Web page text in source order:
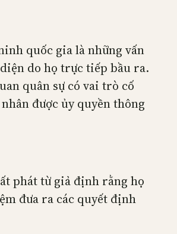
quốc gia là những vấn
do họ trực tiếp bầu ra.
quân sự có vai trò cố
được ủy quyền thông
phát từ giả định rằng họ
đưa ra các quyết định